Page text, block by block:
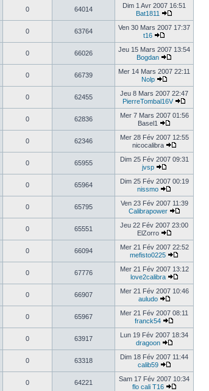
0 64014
Dim 1 Avr 2007 16:51
Bat1811
0 63764
Ven 30 Mars 2007 17:37
t16
0 66026
Jeu 15 Mars 2007 13:54
Bogdan
0 66739
Mer 14 Mars 2007 22:11
Nolp
0 62455
Jeu 8 Mars 2007 22:47
PierreTombal16V
0 62836
Mer 7 Mars 2007 01:56
Basel1
0 62346
Mer 28 Fév 2007 12:55
nicocalibra
0 65955
Dim 25 Fév 2007 09:31
jvsp
0 65964
Dim 25 Fév 2007 00:19
nissmo
0 65795
Ven 23 Fév 2007 11:39
Calibrapower
0 65551
Jeu 22 Fév 2007 23:00
ElZorro
0 66094
Mer 21 Fév 2007 22:52
mefisto0225
0 67776
Mer 21 Fév 2007 13:12
love2calibra
0 66907
Mer 21 Fév 2007 10:46
auludo
0 65967
Mer 21 Fév 2007 08:11
franck54
0 63917
Lun 19 Fév 2007 18:34
dragoon
0 63318
Dim 18 Fév 2007 11:44
calib59
0 64221
Sam 17 Fév 2007 10:34
flo cali T16